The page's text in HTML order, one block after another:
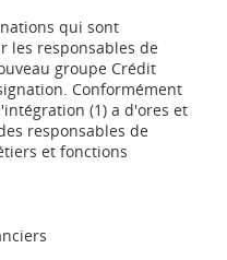
qui sont
les responsables de
groupe Crédit
Conformément
(1) a d'ores et
responsables de
et fonctions